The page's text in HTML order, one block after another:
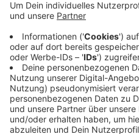
Hattingen: Die Pandemie
Haushalt. Ein Grund: Die
Gewerbe- und
Frank Mielke rechnet bis
durch Corona von rund 25
Abschreibung wird seiner
dauern.